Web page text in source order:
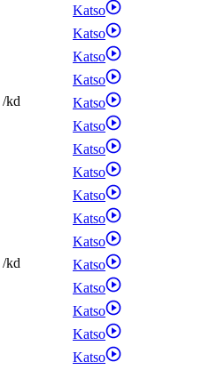
Katso
Katso
Katso
Katso
/kd
Katso
Katso
Katso
Katso
Katso
Katso
Katso
/kd
Katso
Katso
Katso
Katso
Katso